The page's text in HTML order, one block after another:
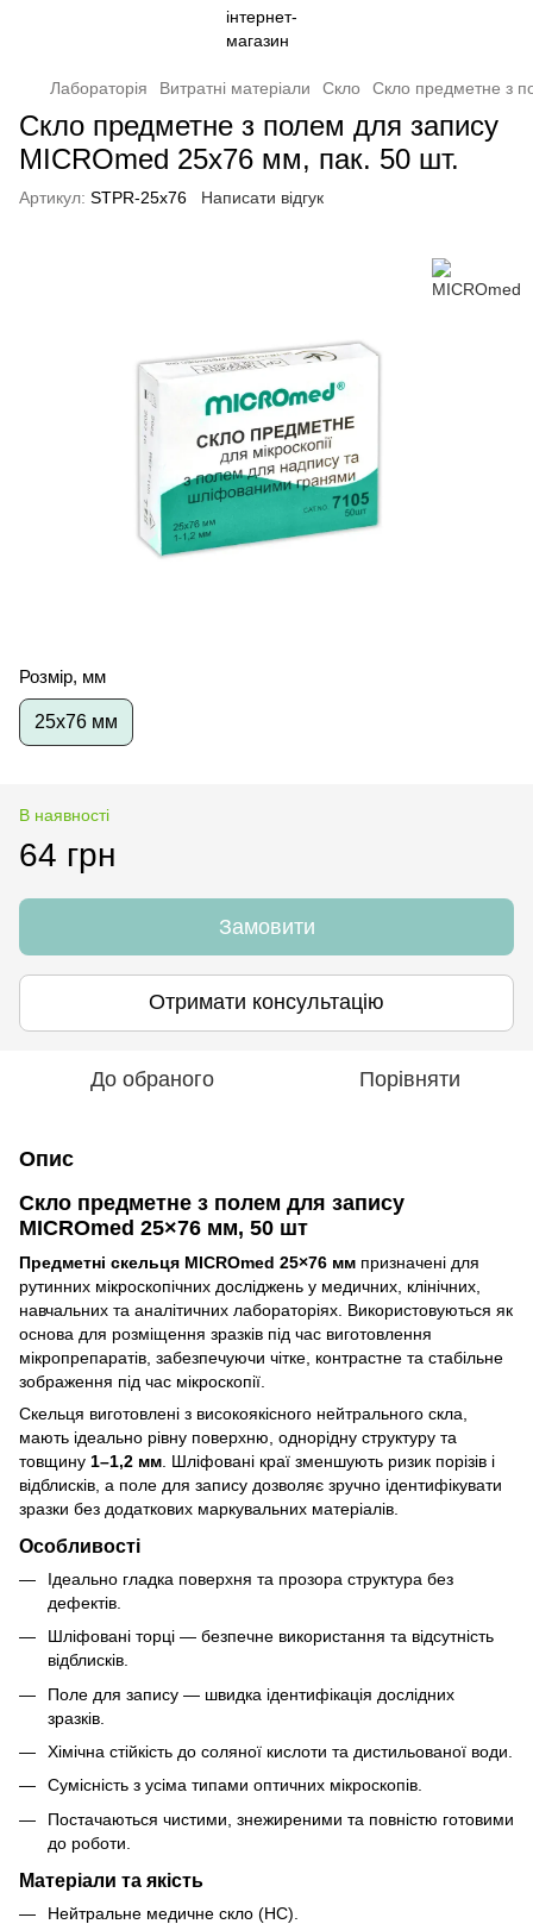
Лабораторія Витратні матеріали Скло Скло предметне з
Скло предметне з полем для запису
MICROmed 25х76 мм, пак. 50 шт.
Артикул: STPR-25х76 Написати відгук
Розмір, мм
25х76 мм
В наявності
64 грн
Замовити
Отримати консультацію
До обраного Порівняти
Опис
Скло предметне з полем для запису
MICROmed 25×76 мм, 50 шт
Предметні скельця MICROmed 25×76 мм призначені для
рутинних мікроскопічних досліджень у медичних, клінічних,
навчальних та аналітичних лабораторіях. Використовуються як
основа для розміщення зразків під час виготовлення
мікропрепаратів, забезпечуючи чітке, контрастне та стабільне
зображення під час мікроскопії.
Скельця виготовлені з високоякісного нейтрального скла,
мають ідеально рівну поверхню, однорідну структуру та
товщину 1–1,2 мм . Шліфовані краї зменшують ризик порізів і
відблисків, а поле для запису дозволяє зручно ідентифікувати
зразки без додаткових маркувальних матеріалів.
Особливості
Ідеально гладка поверхня та прозора структура без
дефектів.
Шліфовані торці — безпечне використання та відсутність
відблисків.
Поле для запису — швидка ідентифікація дослідних
зразків.
Хімічна стійкість до соляної кислоти та дистильованої води.
Сумісність з усіма типами оптичних мікроскопів.
Постачаються чистими, знежиреними та повністю готовими
до роботи.
Матеріали та якість
Нейтральне медичне скло (НС).